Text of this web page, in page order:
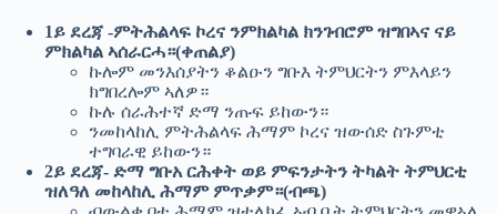
1ይ ደረጃ -ምትሕልላፍ ኮረና ንምክልካል ክንገብሮም ዝግበኣና ናይ
ምክልካል ኣሰራርሓ።(ቀጠልያ)
ኩሎም መንእሰያትን ቆልዑን ግቡእ ትምህርትን ምእላይን
ክግበረሎም ኣለዎ።
ኩሉ ሰራሕተኛ ድማ ንጡፍ ይከውን።
ንመከላከሊ ምትሕልላፍ ሕማም ኮረና ዝውሰድ ስጉምቲ
ተግባራዊ ይከውን።
2ይ ደረጃ- ድማ ግቡአ ርሕቀት ወይ ምፍንታትን ትካልት ትምህርቲ
ዝለዓለ መከላከሊ ሕማም ምጥቃም።(ብጫ)